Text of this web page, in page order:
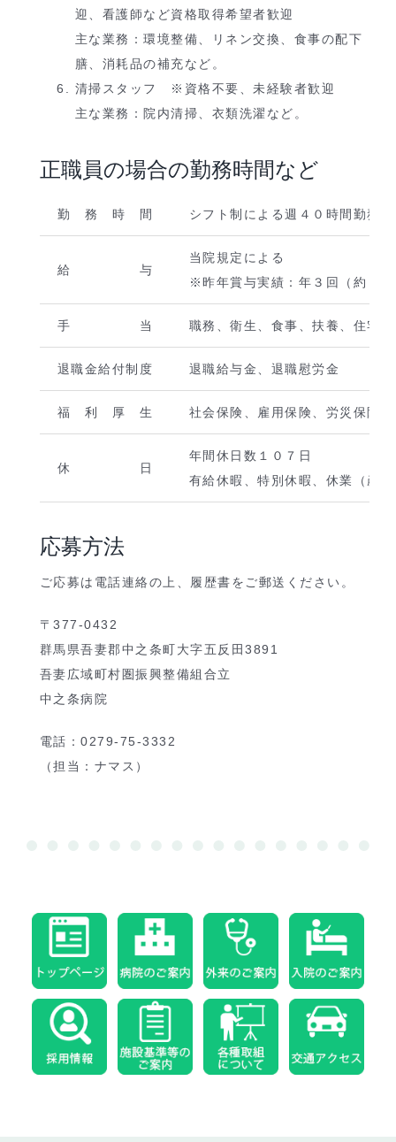
迎、看護師など資格取得希望者歓迎
主な業務：環境整備、リネン交換、食事の配下
膳、消耗品の補充など。
清掃スタッフ ※資格不要、未経験者歓迎
主な業務：院内清掃、衣類洗濯など。
正職員の場合の勤務時間など
勤 務 時 間 シフト制による週４０時間勤務
給 与
当院規定による
※昨年賞与実績：年３回（約６
手 当 職務、衛生、食事、扶養、住宅等
退職金給付制度 退職給与金、退職慰労金
福 利 厚 生 社会保険、雇用保険、労災保険
休 日
年間休日数１０７日
有給休暇、特別休暇、休業（産
応募方法
ご応募は電話連絡の上、履歴書をご郵送ください。
〒377-0432
群馬県吾妻郡中之条町大字五反田3891
吾妻広域町村圏振興整備組合立
中之条病院
電話：0279-75-3332
（担当：ナマス）